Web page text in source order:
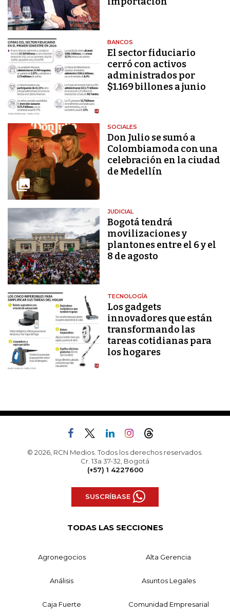
BANCOS
El sector fiduciario
cerró con activos
administrados por
$1.169 billones a junio
SOCIALES
Don Julio se sumó a
Colombiamoda con una
celebración en la ciudad
de Medellín
JUDICIAL
Bogotá tendrá
movilizaciones y
plantones entre el 6 y el
8 de agosto
TECNOLOGÍA
Los gadgets
innovadores que están
transformando las
tareas cotidianas para
los hogares
© 2026, RCN Medios. Todos los derechos reservados.
Cr. 13a 37-32, Bogotá
(+57) 1 4227600
SUSCRÍBASE
TODAS LAS SECCIONES
Agronegocios Alta Gerencia
Análisis Asuntos Legales
Caja Fuerte Comunidad Empresarial